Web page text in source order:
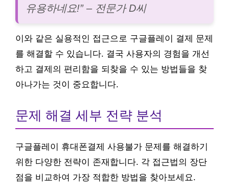
유용하네요!” – 전문가 D씨
이와 같은 실용적인 접근으로 구글플레이 결제 문제
를 해결할 수 있습니다. 결국 사용자의 경험을 개선
하고 결제의 편리함을 되찾을 수 있는 방법들을 찾
아나가는 것이 중요합니다.
문제 해결 세부 전략 분석
구글플레이 휴대폰결제 사용불가 문제를 해결하기
위한 다양한 전략이 존재합니다. 각 접근법의 장단
점을 비교하여 가장 적합한 방법을 찾아보세요.